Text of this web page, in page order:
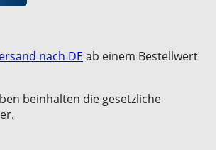
nach DE ab einem Bestellwert
beinhalten die gesetzliche